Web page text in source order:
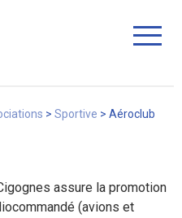
> Sportive > Aéroclub
assure la promotion
(avions et